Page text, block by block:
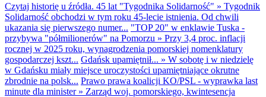
Czytaj historię u źródła. 45 lat "Tygodnika Solidarność" » Tygodnik
Solidarność obchodzi w tym roku 45-lecie istnienia. Od chwili
ukazania się pierwszego numer... "TOP 20" w enklawie Tuska -
przybywa "półmilionerów" na Pomorzu » Przy 3,4 proc. inflacji
rocznej w 2025 roku, wynagrodzenia pomorskiej nomenklatury
gospodarczej kszt... Gdańsk upamiętnił... » W sobotę i w niedzielę
w Gdańsku miały miejsce uroczystości upamiętniające okrutne
zbrodnie na polsk... Prawo prawa koalicji KO/PSL - wyprawka last
minute dla minister» Zarząd woj. pomorskiego, kwintesencja